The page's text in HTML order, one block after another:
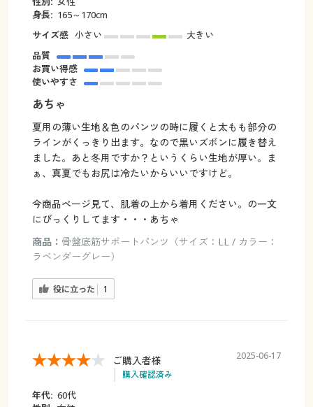
身長: 165～170cm
サイズ感 小さい
大きい
品質
お買い得感
使いやすさ
あちゃ
夏用の薄い生地＆色のパンツの時に履くと太もも部分の
ラインがくっきり出ます。なので黒いズボンに履き替え
ました。あと冬用ですか？というくらい生地が厚い。ま
ぁ、真夏でもお尻は冷たいからいいですけど。
今商品ページ見て、肌着の上から着用ください。の一文
にびっくりしてます・・・あちゃ
商品： 骨盤底筋サポートパンツ（サイズ：LL / カラー：
ラベンダーグレー）
役に立った 1
ご購入者様
購入確認済み
2025-06-17
年代: 60代